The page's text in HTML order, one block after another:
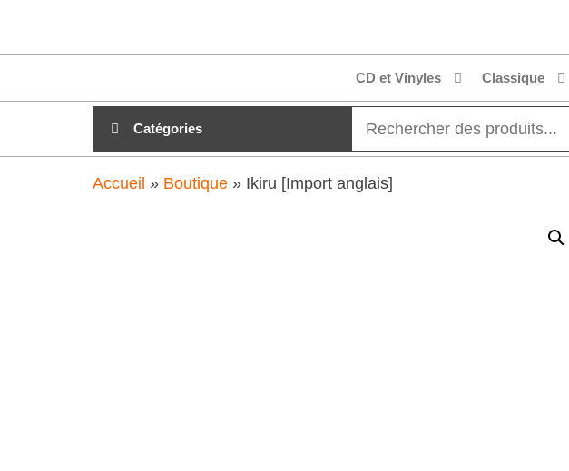
clubdial.fr
CD et Vinyles Classique
Catégories
Accueil » Boutique » Ikiru [Import anglais]